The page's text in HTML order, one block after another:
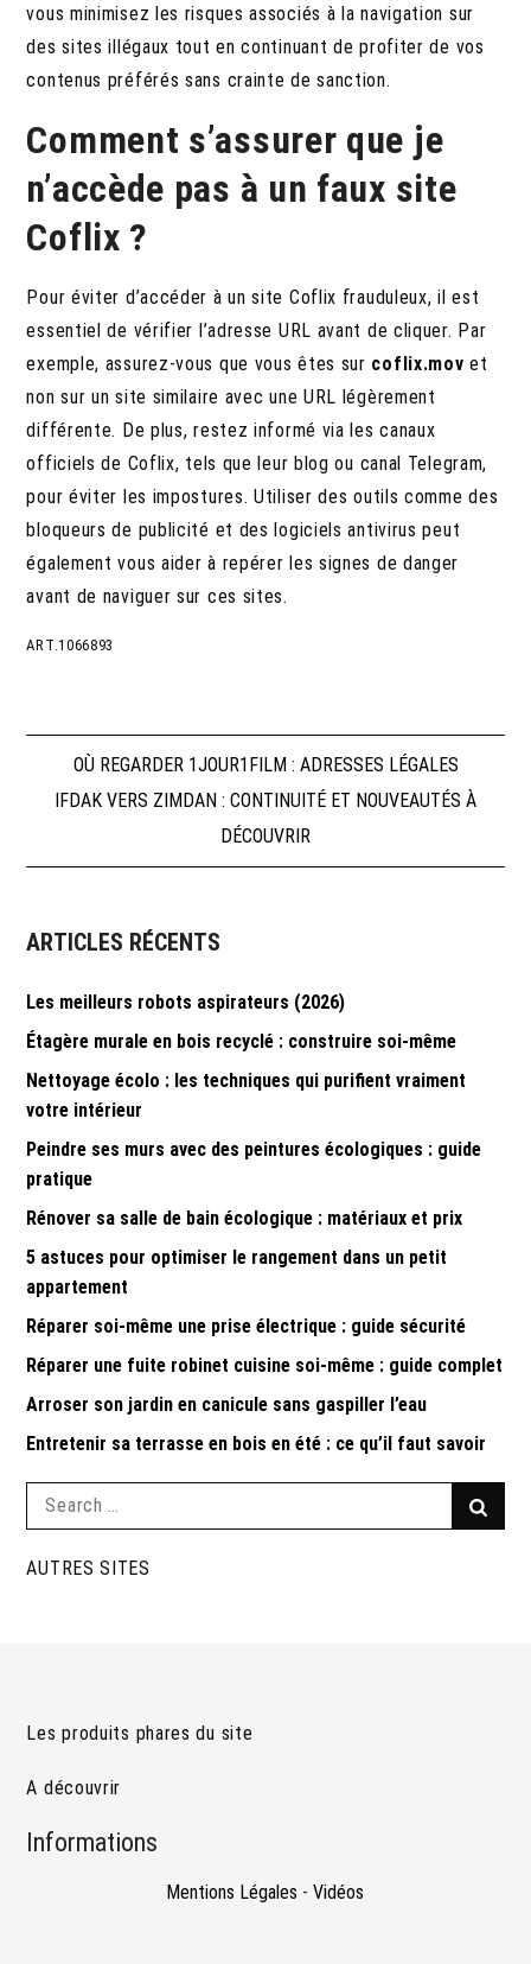
vous minimisez les risques associés à la navigation sur
des sites illégaux tout en continuant de profiter de vos
contenus préférés sans crainte de sanction.
Comment s’assurer que je
n’accède pas à un faux site
Coflix ?
Pour éviter d’accéder à un site Coflix frauduleux, il est
essentiel de vérifier l’adresse URL avant de cliquer. Par
exemple, assurez-vous que vous êtes sur coflix.mov et
non sur un site similaire avec une URL légèrement
différente. De plus, restez informé via les canaux
officiels de Coflix, tels que leur blog ou canal Telegram,
pour éviter les impostures. Utiliser des outils comme des
bloqueurs de publicité et des logiciels antivirus peut
également vous aider à repérer les signes de danger
avant de naviguer sur ces sites.
ART.1066893
Navigation
OÙ REGARDER 1JOUR1FILM : ADRESSES LÉGALES
IFDAK VERS ZIMDAN : CONTINUITÉ ET NOUVEAUTÉS À
DÉCOUVRIR
ARTICLES RÉCENTS
Les meilleurs robots aspirateurs (2026)
Étagère murale en bois recyclé : construire soi-même
Nettoyage écolo : les techniques qui purifient vraiment
votre intérieur
Peindre ses murs avec des peintures écologiques : guide
pratique
Rénover sa salle de bain écologique : matériaux et prix
5 astuces pour optimiser le rangement dans un petit
appartement
Réparer soi-même une prise électrique : guide sécurité
Réparer une fuite robinet cuisine soi-même : guide complet
Arroser son jardin en canicule sans gaspiller l’eau
Entretenir sa terrasse en bois en été : ce qu’il faut savoir
Search
AUTRES SITES
Les produits phares du site
A découvrir
Informations
Mentions Légales -Vidéos